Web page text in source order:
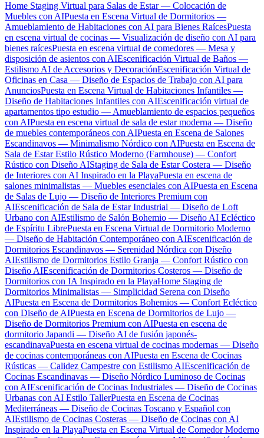
Home Staging Virtual para Salas de Estar — Colocación de
Muebles con AIPuesta en Escena Virtual de Dormitorios —
Amueblamiento de Habitaciones con AI para Bienes RaícesPuesta
en escena virtual de cocinas — Visualización de diseño con AI para
bienes raícesPuesta en escena virtual de comedores — Mesa y
disposición de asientos con AIEscenificación Virtual de Baños —
Estilismo AI de Accesorios y DecoraciónEscenificación Virtual de
Oficinas en Casa — Diseño de Espacios de Trabajo con AI para
AnunciosPuesta en Escena Virtual de Habitaciones Infantiles —
Diseño de Habitaciones Infantiles con AIEscenificación virtual de
apartamentos tipo estudio — Amueblamiento de espacios pequeños
con AIPuesta en escena virtual de sala de estar moderna — Diseño
de muebles contemporáneos con AIPuesta en Escena de Salones
Escandinavos — Minimalismo Nórdico con AIPuesta en Escena de
Sala de Estar Estilo Rústico Moderno (Farmhouse) — Confort
Rústico con Diseño AIStaging de Sala de Estar Costera — Diseño
de Interiores con AI Inspirado en la PlayaPuesta en escena de
salones minimalistas — Muebles esenciales con AIPuesta en Escena
de Salas de Lujo — Diseño de Interiores Premium con
AIEscenificación de Sala de Estar Industrial — Diseño de Loft
Urbano con AIEstilismo de Salón Bohemio — Diseño AI Ecléctico
de Espíritu LibrePuesta en Escena Virtual de Dormitorio Moderno
— Diseño de Habitación Contemporáneo con AIEscenificación de
Dormitorios Escandinavos — Serenidad Nórdica con Diseño
AIEstilismo de Dormitorios Estilo Granja — Confort Rústico con
Diseño AIEscenificación de Dormitorios Costeros — Diseño de
Dormitorios con IA Inspirado en la PlayaHome Staging de
Dormitorios Minimalistas — Simplicidad Serena con Diseño
AIPuesta en Escena de Dormitorios Bohemios — Confort Ecléctico
con Diseño de AIPuesta en Escena de Dormitorios de Lujo —
Diseño de Dormitorios Premium con AIPuesta en escena de
dormitorio Japandi — Diseño AI de fusión japonés-
escandinavaPuesta en escena virtual de cocinas modernas — Diseño
de cocinas contemporáneas con AIPuesta en Escena de Cocinas
Rústicas — Calidez Campestre con Estilismo AIEscenificación de
Cocinas Escandinavas — Diseño Nórdico Luminoso de Cocinas
con AIEscenificación de Cocinas Industriales — Diseño de Cocinas
Urbanas con AI Estilo TallerPuesta en Escena de Cocinas
Mediterráneas — Diseño de Cocinas Toscano y Español con
AIEstilismo de Cocinas Costeras — Diseño de Cocinas con AI
Inspirado en la PlayaPuesta en Escena Virtual de Comedor Moderno